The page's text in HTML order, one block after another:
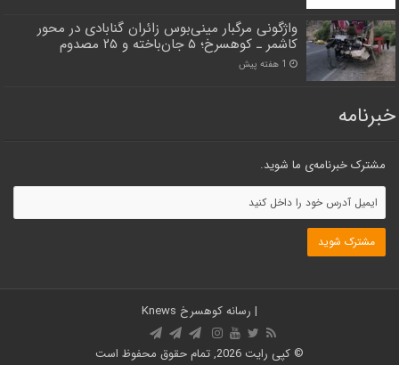
واژگونی مرگبار مینی‌بوس زائران گنابادی در محور
کاشمر ـ کوهسرخ؛ ۵ جان‌باخته و ۲۵ مصدوم
1 هفته پیش
خبرنامه
مشترک خبرنامه‌ی ما شوید.
| رسانه کوهسرخ Knews
© کپی رایت 2026, تمام حقوق محفوظ است